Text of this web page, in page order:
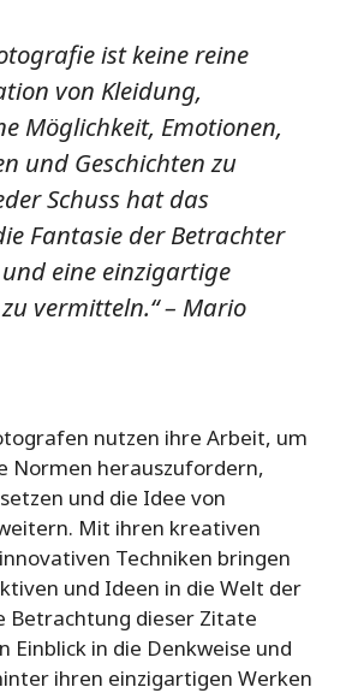
ist keine reine
von Kleidung,
Möglichkeit, Emotionen,
und Geschichten zu
Schuss hat das
Fantasie der Betrachter
eine einzigartige
vermitteln.“– Mario
nutzen ihre Arbeit, um
Normen herauszufordern,
und die Idee von
Mit ihren kreativen
Techniken bringen
und Ideen in die Welt der
Betrachtung dieser Zitate
Einblick in die Denkweise und
ihren einzigartigen Werken